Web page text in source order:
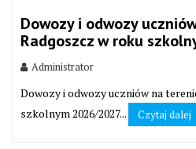
Dowozy i odwozy
Radgoszcz w roku
Administrator
Dowozy i odwozy uczniów na
szkolnym 2026/2027...
Czytaj dalej